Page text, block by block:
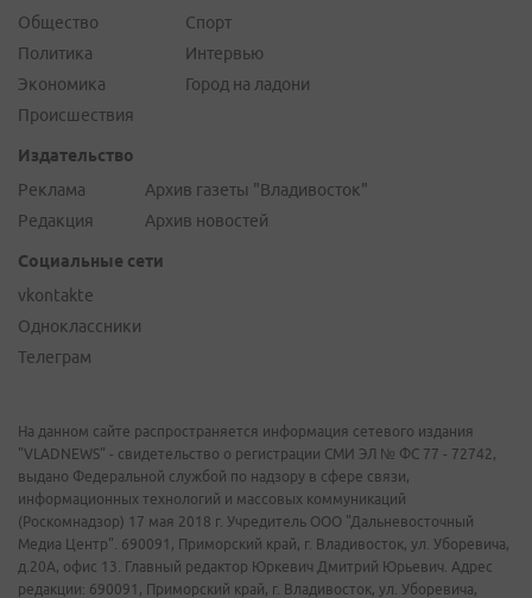
Общество
Политика
Экономика
Происшествия
Спорт
Интервью
Город на ладони
Издательство
Реклама
Редакция
Архив газеты "Владивосток"
Архив новостей
Социальные сети
vkontakte
Одноклассники
Телеграм
На данном сайте распространяется информация сетевого издания
"VLADNEWS" - свидетельство о регистрации СМИ ЭЛ № ФС 77 - 72742,
выдано Федеральной службой по надзору в сфере связи,
информационных технологий и массовых коммуникаций
(Роскомнадзор) 17 мая 2018 г. Учредитель ООО "Дальневосточный
Медиа Центр". 690091, Приморский край, г. Владивосток, ул. Уборевича,
д.20А, офис 13. Главный редактор Юркевич Дмитрий Юрьевич. Адрес
редакции: 690091, Приморский край, г. Владивосток, ул. Уборевича,